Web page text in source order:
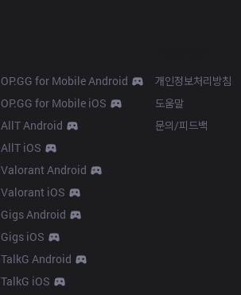
OP.GG for Mobile Android
OP.GG for Mobile iOS
AllT Android
AllT iOS
Valorant Android
Valorant iOS
Gigs Android
Gigs iOS
TalkG Android
TalkG iOS
개인정보처리방침
도움말
문의/피드백